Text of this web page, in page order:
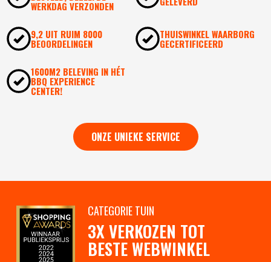
WERKDAG VERZONDEN
9,2 UIT RUIM 8000
BEOORDELINGEN
THUISWINKEL WAARBORG
GECERTIFICEERD
1600M2 BELEVING IN HÉT
BBQ EXPERIENCE
CENTER!
ONZE UNIEKE SERVICE
CATEGORIE TUIN
3X VERKOZEN TOT
BESTE WEBWINKEL